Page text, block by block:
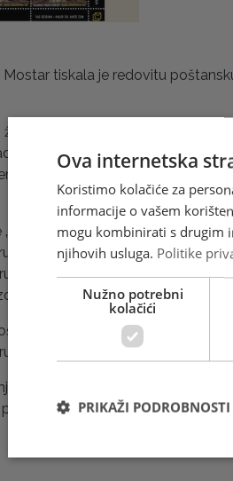
tiskala je redovitu
nošnje, kratki oplećak bez
Hercegovine. Danas tomu
Posebnost za ovaj, na
ovoga prsluka koji grli
Društvo je u svoje vrijeme bilo
ali i danas, tijekom
daje očuvanju etnološkog
marke, tu je i žig, izvornog
a FDC nosi uspomenu na
je Manlio Napoli, prvi dan
web shopa
Ova internetska
Koristimo kolačiće za
informacije o vašem
mogu kombinirati s drugim
njihovih usluga. Politike
Nužno potrebni
kolačići
PRIKAŽI PODROBNOSTI